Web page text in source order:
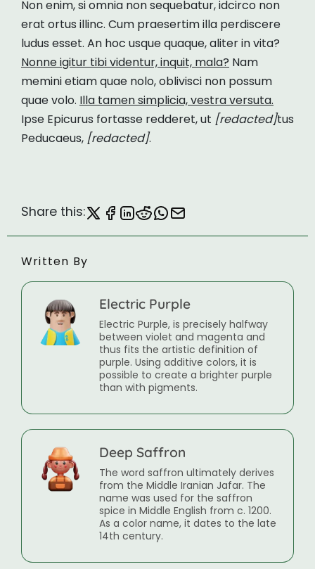
Non enim, si omnia non sequebatur, idcirco non
erat ortus illinc. Cum praesertim illa perdiscere
ludus esset. An hoc usque quaque, aliter in vita?
Nonne igitur tibi videntur, inquit, mala? Nam
memini etiam quae nolo, oblivisci non possum
quae volo. Illa tamen simplicia, vestra versuta.
Ipse Epicurus fortasse redderet, ut [redacted]tus
Peducaeus, [redacted].
Share this:
Written By
Electric Purple
Electric Purple, is precisely halfway
between violet and magenta and
thus fits the artistic definition of
purple. Using additive colors, it is
possible to create a brighter purple
than with pigments.
Deep Saffron
The word saffron ultimately derives
from the Middle Iranian Jafar. The
name was used for the saffron
spice in Middle English from c. 1200.
As a color name, it dates to the late
14th century.